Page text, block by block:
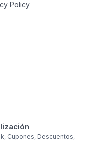
Policy
Cupones, Descuentos,